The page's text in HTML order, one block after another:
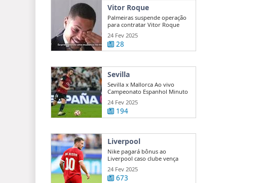
Vitor Roque
Palmeiras suspende operação
para contratar Vitor Roque
24 Fev 2025
28
Sevilla
Sevilla x Mallorca Ao vivo
Campeonato Espanhol Minuto
a ...
24 Fev 2025
194
Liverpool
Nike pagará bônus ao
Liverpool caso clube vença
Premier League
24 Fev 2025
673